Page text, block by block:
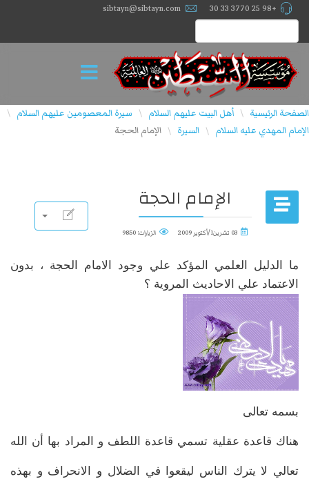
+98 25 3770 33 30
sibtayn@sibtayn.com
الصفحة الرئيسية \ أهل البيت عليهم السلام \ سيرة المعصومين عليهم السلام \
الإمام المهدي علیه السلام \ السيرة \ الإمام الحجة
الإمام الحجة
03 تشرين1/أكتوير 2009 الزيارات: 9850
ما الدليل العلمي المؤكد علي وجود الامام الحجة ، بدون
الاعتماد علي الاحاديث المروية ؟
بسمه تعالی
هناك قاعدة عقلية تسمي قاعدة اللطف و المراد بها أن الله
تعالي لا يترك الناس ليقعوا في الضلال و الانحراف و بهذه